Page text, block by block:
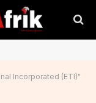
Incorporated (ETI)"